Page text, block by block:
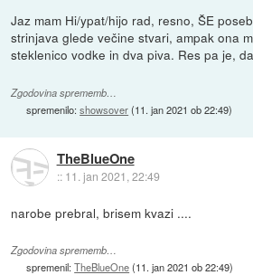
Jaz mam Hi/ypat/hijo rad, resno, ŠE
strinjava glede večine stvari, ampak ona
steklenico vodke in dva piva. Res pa je,
Zgodovina sprememb…
spremenilo:showsover(11. jan 2021 ob 22:49)
TheBlueOne
:: 11. jan 2021, 22:49
narobe prebral, brisem kvazi ....
Zgodovina sprememb…
spremenil:TheBlueOne(11. jan 2021 ob 22:49)